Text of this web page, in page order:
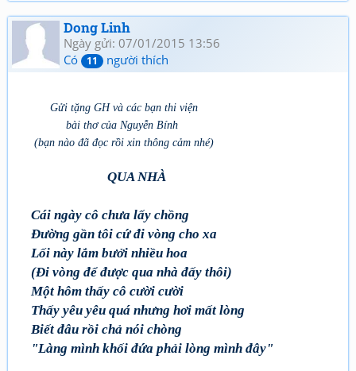
Dong Linh
Ngày gửi: 07/01/2015 13:56
Có
11 người thích
Gửi tặng GH và các bạn thi viện
bài thơ của Nguyễn Bính
(bạn nào đã đọc rồi xin thông cảm nhé)
QUA NHÀ
Cái ngày cô chưa lấy chồng
Đường gần tôi cứ đi vòng cho xa
Lối này lắm bưởi nhiều hoa
(Đi vòng để được qua nhà đấy thôi)
Một hôm thấy cô cười cười
Thấy yêu yêu quá nhưng hơi mất lòng
Biết đâu rồi chả nói chòng
"Làng mình khối đứa phải lòng mình đây"